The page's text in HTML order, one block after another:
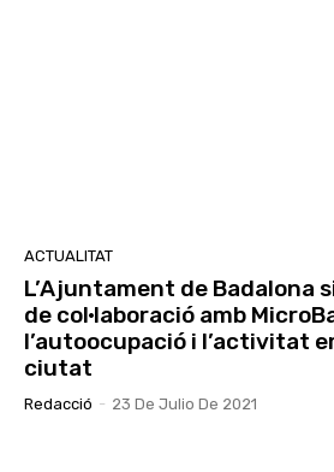
ACTUALITAT
L’Ajuntament de Badalona
de col·laboració amb
l’autoocupació i l’activitat
ciutat
Redacció - 23 De Julio De 2021